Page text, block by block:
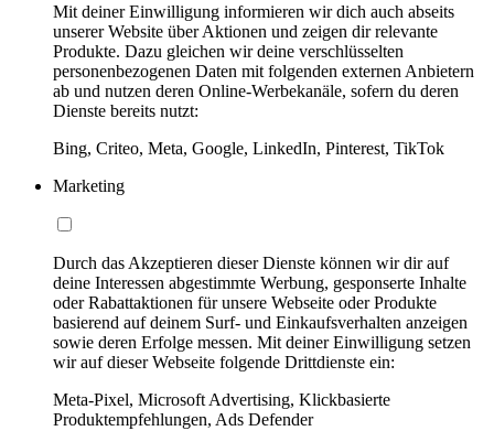
Mit deiner Einwilligung informieren wir dich auch abseits
unserer Website über Aktionen und zeigen dir relevante
Produkte. Dazu gleichen wir deine verschlüsselten
personenbezogenen Daten mit folgenden externen Anbietern
ab und nutzen deren Online-Werbekanäle, sofern du deren
Dienste bereits nutzt:
Bing, Criteo, Meta, Google, LinkedIn, Pinterest, TikTok
Marketing
Durch das Akzeptieren dieser Dienste können wir dir auf
deine Interessen abgestimmte Werbung, gesponserte Inhalte
oder Rabattaktionen für unsere Webseite oder Produkte
basierend auf deinem Surf- und Einkaufsverhalten anzeigen
sowie deren Erfolge messen. Mit deiner Einwilligung setzen
wir auf dieser Webseite folgende Drittdienste ein:
Meta-Pixel, Microsoft Advertising, Klickbasierte
Produktempfehlungen, Ads Defender